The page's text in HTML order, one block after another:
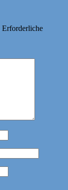
Erforderliche